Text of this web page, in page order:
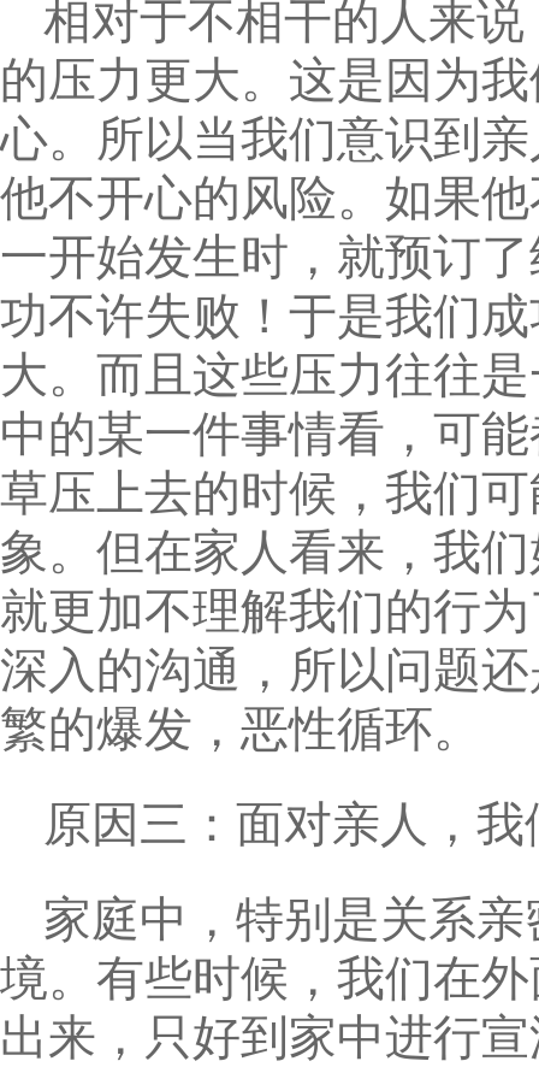
相对于不相干的人来
的压力更大。这是因为
心。所以当我们意识到
他不开心的风险。如果
一开始发生时，就预订
功不许失败！于是我们
大。而且这些压力往往
中的某一件事情看，可
草压上去的时候，我们
象。但在家人看来，我
就更加不理解我们的行
深入的沟通，所以问题
繁的爆发，恶性循环。
原因三：面对亲人，
家庭中，特别是关系
境。有些时候，我们在
出来，只好到家中进行